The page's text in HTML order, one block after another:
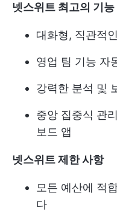
넷스위트 최고의 기능
대화형, 직관적
영업 팀 기능 자
강력한 분석 및
중앙 집중식 관
보드 앱
넷스위트 제한 사항
모든 예산에 적
다